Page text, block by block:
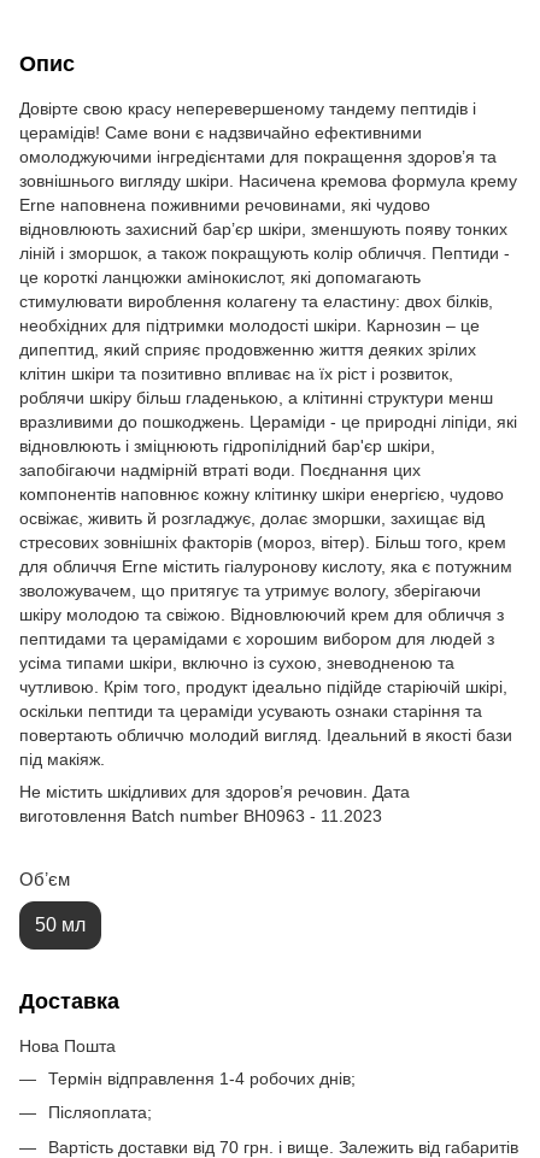
Опис
Довірте свою красу неперевершеному тандему пептидів і
церамідів! Саме вони є надзвичайно ефективними
омолоджуючими інгредієнтами для покращення здоров’я та
зовнішнього вигляду шкіри. Насичена кремова формула крему
Erne наповнена поживними речовинами, які чудово
відновлюють захисний бар’єр шкіри, зменшують появу тонких
ліній і зморшок, а також покращують колір обличчя. Пептиди -
це короткі ланцюжки амінокислот, які допомагають
стимулювати вироблення колагену та еластину: двох білків,
необхідних для підтримки молодості шкіри. Карнозин – це
дипептид, який сприяє продовженню життя деяких зрілих
клітин шкіри та позитивно впливає на їх ріст і розвиток,
роблячи шкіру більш гладенькою, а клітинні структури менш
вразливими до пошкоджень. Цераміди - це природні ліпіди, які
відновлюють і зміцнюють гідропілідний бар'єр шкіри,
запобігаючи надмірній втраті води. Поєднання цих
компонентів наповнює кожну клітинку шкіри енергією, чудово
освіжає, живить й розгладжує, долає зморшки, захищає від
стресових зовнішніх факторів (мороз, вітер). Більш того, крем
для обличчя Erne містить гіалуронову кислоту, яка є потужним
зволожувачем, що притягує та утримує вологу, зберігаючи
шкіру молодою та свіжою. Відновлюючий крем для обличчя з
пептидами та церамідами є хорошим вибором для людей з
усіма типами шкіри, включно із сухою, зневодненою та
чутливою. Крім того, продукт ідеально підійде старіючій шкірі,
оскільки пептиди та цераміди усувають ознаки старіння та
повертають обличчю молодий вигляд. Ідеальний в якості бази
під макіяж.
Не містить шкідливих для здоров’я речовин. Дата
виготовлення Batch number BH0963 - 11.2023
Обʼєм
50 мл
Доставка
Нова Пошта
Термін відправлення 1-4 робочих днів;
Післяоплата;
Вартість доставки від 70 грн. і вище. Залежить від габаритів